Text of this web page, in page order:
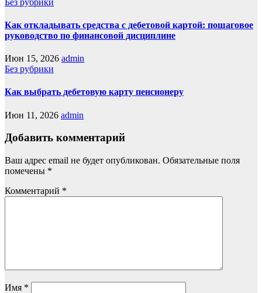
Как откладывать средства с дебетовой картой: пошаговое
руководство по финансовой дисциплине
Июн 15, 2026 admin
Без рубрики
Как выбрать дебетовую карту пенсионеру
Июн 11, 2026 admin
Добавить комментарий
Ваш адрес email не будет опубликован. Обязательные поля
помечены *
Комментарий *
Имя *